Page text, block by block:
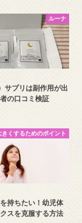
ルーナ
サプリは副作用が出
の口コミ検証
きくするためのポイント
持ちたい！幼児体
スを克服する方法